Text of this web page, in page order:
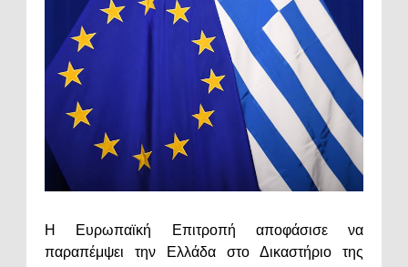
Η Ευρωπαϊκή Επιτροπή αποφάσισε να
παραπέμψει την Ελλάδα στο Δικαστήριο της